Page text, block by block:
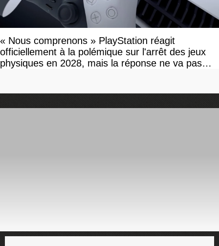
« Nous comprenons » PlayStation réagit
officiellement à la polémique sur l'arrêt des jeux
physiques en 2028, mais la réponse ne va pas